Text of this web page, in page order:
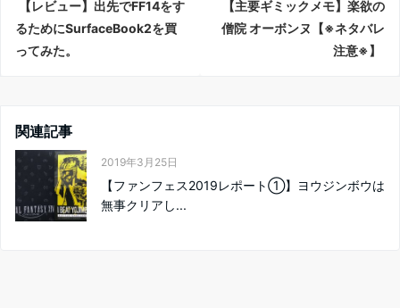
【レビュー】出先でFF14をす
るためにSurfaceBook2を買
ってみた。
【主要ギミックメモ】楽欲の
僧院 オーボンヌ【※ネタバレ
注意※】
関連記事
2019年3月25日
【ファンフェス2019レポート①】ヨウジンボウは
無事クリアし...